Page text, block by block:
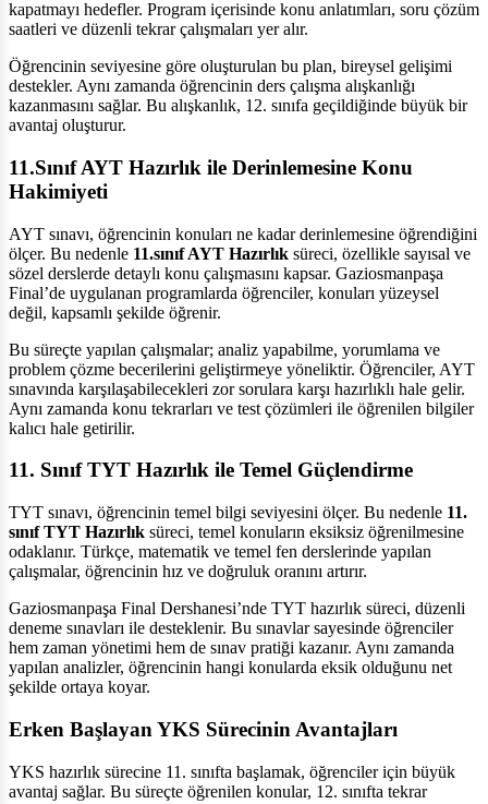
kapatmayı hedefler. Program içerisinde konu anlatımları, soru çözüm
saatleri ve düzenli tekrar çalışmaları yer alır.
Öğrencinin seviyesine göre oluşturulan bu plan, bireysel gelişimi
destekler. Aynı zamanda öğrencinin ders çalışma alışkanlığı
kazanmasını sağlar. Bu alışkanlık, 12. sınıfa geçildiğinde büyük bir
avantaj oluşturur.
11.Sınıf AYT Hazırlık ile Derinlemesine Konu
Hakimiyeti
AYT sınavı, öğrencinin konuları ne kadar derinlemesine öğrendiğini
ölçer. Bu nedenle 11.sınıf AYT Hazırlık süreci, özellikle sayısal ve
sözel derslerde detaylı konu çalışmasını kapsar. Gaziosmanpaşa
Final’de uygulanan programlarda öğrenciler, konuları yüzeysel
değil, kapsamlı şekilde öğrenir.
Bu süreçte yapılan çalışmalar; analiz yapabilme, yorumlama ve
problem çözme becerilerini geliştirmeye yöneliktir. Öğrenciler, AYT
sınavında karşılaşabilecekleri zor sorulara karşı hazırlıklı hale gelir.
Aynı zamanda konu tekrarları ve test çözümleri ile öğrenilen bilgiler
kalıcı hale getirilir.
11. Sınıf TYT Hazırlık ile Temel Güçlendirme
TYT sınavı, öğrencinin temel bilgi seviyesini ölçer. Bu nedenle 11.
sınıf TYT Hazırlık süreci, temel konuların eksiksiz öğrenilmesine
odaklanır. Türkçe, matematik ve temel fen derslerinde yapılan
çalışmalar, öğrencinin hız ve doğruluk oranını artırır.
Gaziosmanpaşa Final Dershanesi’nde TYT hazırlık süreci, düzenli
deneme sınavları ile desteklenir. Bu sınavlar sayesinde öğrenciler
hem zaman yönetimi hem de sınav pratiği kazanır. Aynı zamanda
yapılan analizler, öğrencinin hangi konularda eksik olduğunu net
şekilde ortaya koyar.
Erken Başlayan YKS Sürecinin Avantajları
YKS hazırlık sürecine 11. sınıfta başlamak, öğrenciler için büyük
avantaj sağlar. Bu süreçte öğrenilen konular, 12. sınıfta tekrar